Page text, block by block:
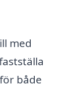
med
både